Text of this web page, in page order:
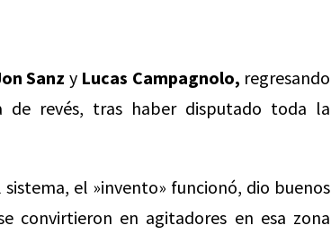
Sanz y Lucas Campagnolo, regresando
de revés, tras haber disputado toda la
el »invento» funcionó, dio buenos
convirtieron en agitadores en esa zona